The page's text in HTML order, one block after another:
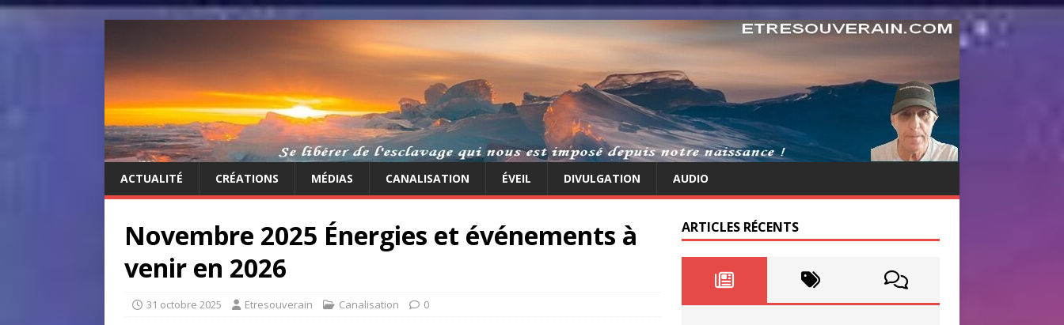
ACTUALITÉ CRÉATIONS MÉDIAS CANALISATION ÉVEIL DIVULGATION AUDIO
Novembre 2025 Énergies et événements à
venir en 2026
31 octobre 2025 Etresouverain Canalisation 0
ARTICLES RÉCENTS